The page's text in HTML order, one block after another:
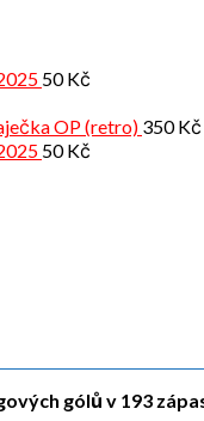
50Kč
OP (retro) 350Kč
50Kč
gólů v 193